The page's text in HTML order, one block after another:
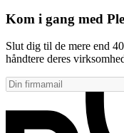
Kom i gang med
Slut dig til de mere end
håndtere deres